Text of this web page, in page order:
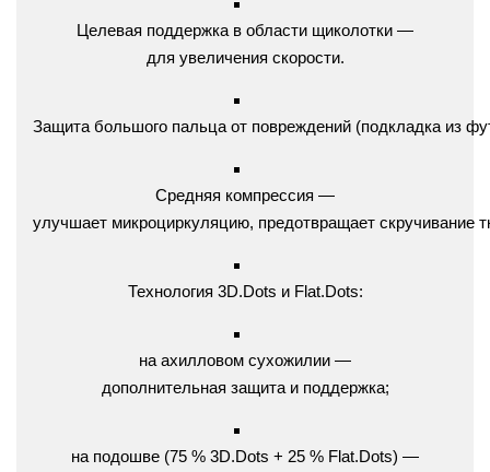
Целевая поддержка в области щиколотки —
для увеличения скорости.
Защита большого пальца от повреждений (подкладка из
Средняя компрессия —
улучшает микроциркуляцию, предотвращает скручивание
Технология 3D.Dots и Flat.Dots:
на ахилловом сухожилии —
дополнительная защита и поддержка;
на подошве (75 % 3D.Dots + 25 % Flat.Dots) —